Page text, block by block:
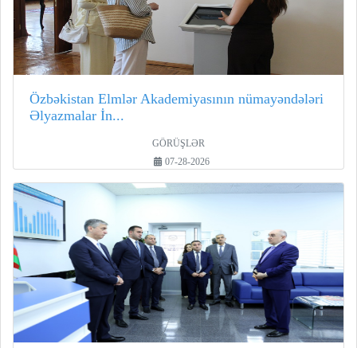
Özbəkistan Elmlər Akademiyasının nümayəndələri
Əlyazmalar İn...
GÖRÜŞLƏR
07-28-2026